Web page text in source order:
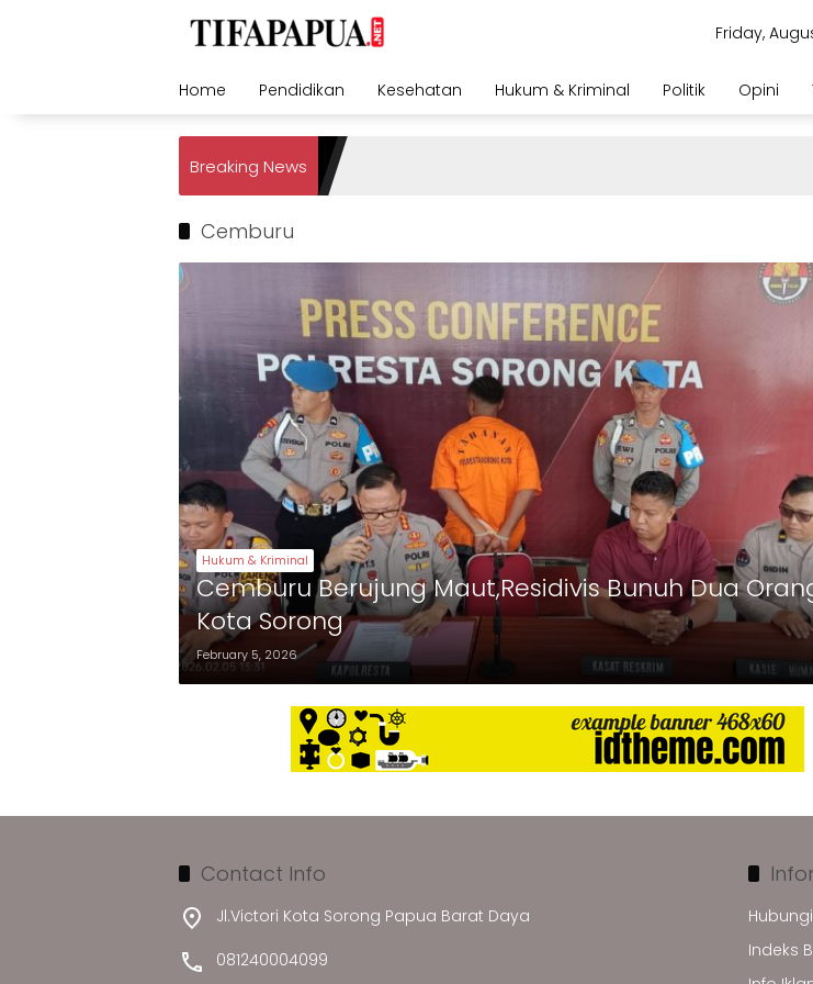
Friday,
Home Pendidikan Kesehatan Hukum & Kriminal Politik Opini
Breaking News
Cemburu
Hukum & Kriminal
Cemburu Berujung Maut,Residivis Bunuh Dua
Kota Sorong
February 5, 2026
Contact Info
Jl.Victori Kota Sorong Papua Barat Daya
081240004099
Indeks